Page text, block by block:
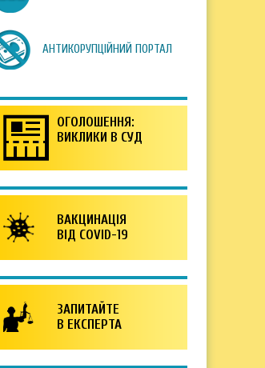
АНТИКОРУПЦІЙНИЙ ПОРТАЛ
ОГОЛОШЕННЯ:
ВИКЛИКИ В СУД
ВАКЦИНАЦІЯ
ВІД COVID-19
ЗАПИТАЙТЕ
В ЕКСПЕРТА